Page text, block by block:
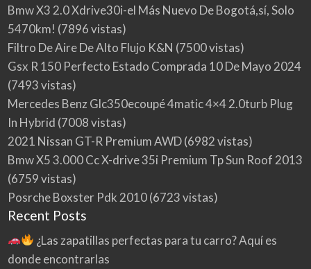
Bmw X3 2.0 Xdrive30i-el Más Nuevo De Bogotá,sí, Solo
5470km! (7896 vistas)
Filtro De Aire De Alto Flujo K&N (7500 vistas)
Gsx R 150 Perfecto Estado Comprada 10 De Mayo 2024
(7493 vistas)
Mercedes Benz Glc350ecoupé 4matic 4×4 2.0turb Plug
In Hybrid (7008 vistas)
2021 Nissan GT-R Premium AWD(6982 vistas)
Bmw X5 3.000 Cc X-drive 35i Premium Tp Sun Roof 2013
(6759 vistas)
Posrche Boxster Pdk 2010(6723 vistas)
Recent Posts
¿Las zapatillas perfectas para tu carro? Aquí es
donde encontrarlas